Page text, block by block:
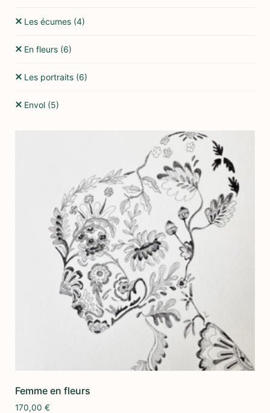
Les écumes (4)
En fleurs (6)
Les portraits (6)
Envol (5)
Femme en fleurs
170,00 €